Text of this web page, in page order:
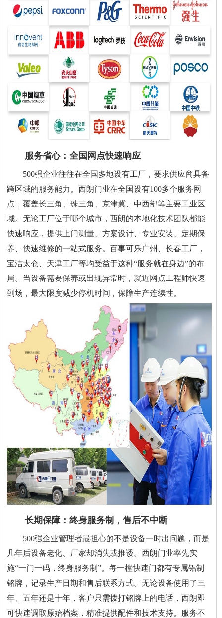
服务省心：全国网点快速响应
500强企业往往在全国多地设有工厂，要求供应商具备
跨区域的服务能力。西朗门业在全国设有100多个服务网
点，覆盖长三角、珠三角、京津冀、中西部等主要工业区
域。无论工厂位于哪个城市，西朗的本地化技术团队都能
快速响应，提供上门测量、方案设计、专业安装、定期保
养、快速维修的一站式服务。百事可乐广州、长春工厂，
宝洁太仓、天津工厂等均受益于这种“服务就在身边”的布
局。当设备需要保养或出现异常时，就近网点工程师快速
到场，最大限度减少停机时间，保障生产连续性。
长期保障：终身服务制，售后不中断
500强企业管理者最担心的不是设备一时出问题，而是
几年后设备老化、厂家却消失或推诿。西朗门业率先实
施“一门一码，终身服务制”。每一樘快速门都有专属铝制
铭牌，记录生产日期和售后联系方式。无论设备使用了三
年、五年还是十年，客户只需拨打铭牌上的电话，西朗即
可快速调取原始档案，精准提供配件和技术支持。服务不